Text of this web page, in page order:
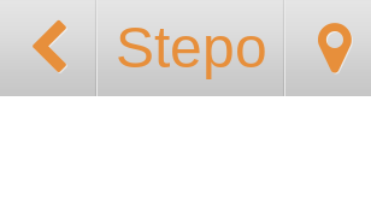
Stepo